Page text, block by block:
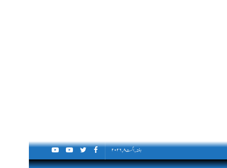
ہفتہ, اگست ۸, ۲۰۲۶